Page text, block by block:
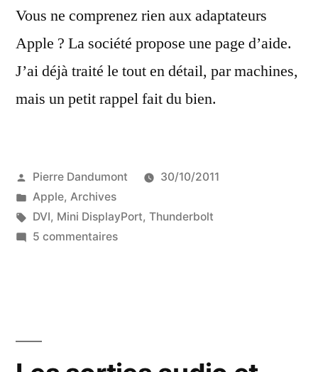
Vous ne comprenez rien aux adaptateurs
Apple ? La société propose une page d’aide.
J’ai déjà traité le tout en détail, par machines,
mais un petit rappel fait du bien.
Publié
par
Pierre Dandumont
30/10/2011
Publié
dans
Apple, Archives
Étiquettes :
DVI, Mini DisplayPort, Thunderbolt
5 commentairessur